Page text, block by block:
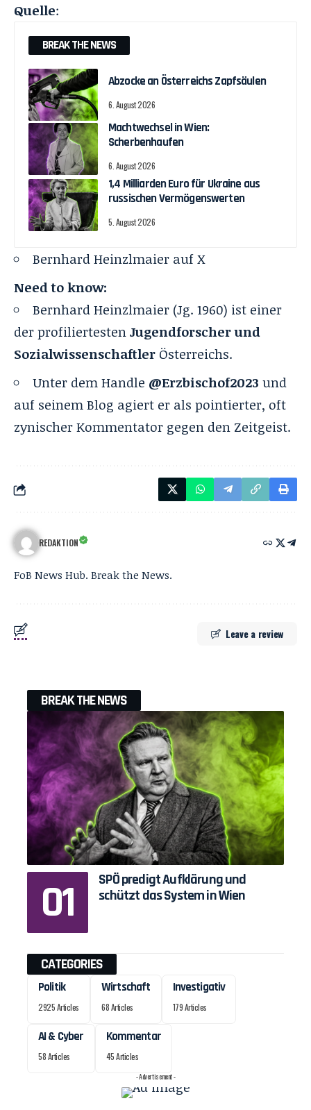
Quelle:
BREAK THE NEWS
Abzocke an Österreichs Zapfsäulen
6. August 2026
Machtwechsel in Wien:
Scherbenhaufen
6. August 2026
1,4 Milliarden Euro für Ukraine aus
russischen Vermögenswerten
5. August 2026
Bernhard Heinzlmaier auf X
Need to know:
Bernhard Heinzlmaier (Jg. 1960) ist einer
der profiliertestenJugendforscher und
Sozialwissenschaftler Österreichs.
Unter dem Handle @Erzbischof2023 und
auf seinem Blog agiert er als pointierter, oft
zynischer Kommentator gegen den Zeitgeist.
REDAKTION
FoB News Hub. Break the News.
Leave a review
BREAK THE NEWS
SPÖ predigt Aufklärung und
schützt das System in Wien
CATEGORIES
Politik
2925 Articles
Wirtschaft
68 Articles
Investigativ
179 Articles
AI & Cyber
58 Articles
Kommentar
45 Articles
- Advertisement -